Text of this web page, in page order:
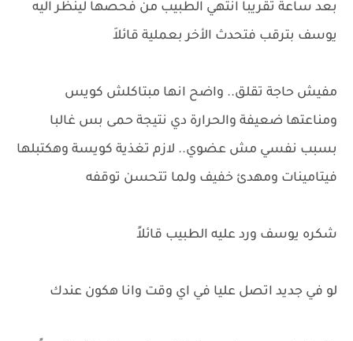
بعد ساعة تقريبا انتهي الطبيب من فحصها لينظر اليه
يوسف بترقب فتحدث الأخر بعملية قائلاَ
مفيش حاجة تقلق.. واضح انها مبتاكلش كويس
ومناعتها ضعيفة والحرارة دي نتيجة حمى بس غالبا
بسبب نفسي مش عضوي.. لازم تغذية كويسة وهكتبلها
فيتامينات ومهدئ خفيف ولما تتحسن توقفه
شكره يوسف ورد عليه الطبيب قائلاً
لو في جديد اتصل عليا في اي وقت وانا هكون عندك